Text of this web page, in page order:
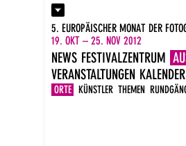
Kontakt
Presse
Impressum
DE
EN
5. EUROPÄISCHER MONAT DER
19. OKT – 25. NOV 2012
NEWS FESTIVALZENTRUM
ORTE KÜNSTLER THEMEN
VERANSTALTUNGEN KALENDER